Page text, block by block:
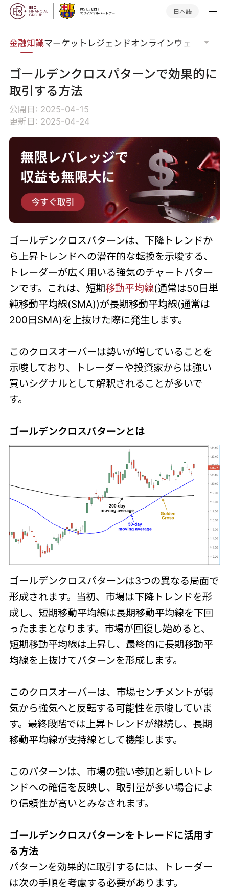
日本語
金融知識マーケットレジェンドオンラインウェビナー
ゴールデンクロスパターンで効果的に
取引する方法
公開日: 2025-04-15
更新日: 2025-04-24
ゴールデンクロスパターンは、下降トレンドか
ら上昇トレンドへの潜在的な転換を示唆する、
トレーダーが広く用いる強気のチャートパター
ンです。これは、短期移動平均線(通常は50日単
純移動平均線(SMA))が長期移動平均線(通常は
200日SMA)を上抜けた際に発生します。
このクロスオーバーは勢いが増していることを
示唆しており、トレーダーや投資家からは強い
買いシグナルとして解釈されることが多いで
す。
ゴールデンクロスパターンとは
ゴールデンクロスパターンは3つの異なる局面で
形成されます。当初、市場は下降トレンドを形
成し、短期移動平均線は長期移動平均線を下回
ったままとなります。市場が回復し始めると、
短期移動平均線は上昇し、最終的に長期移動平
均線を上抜けてパターンを形成します。
このクロスオーバーは、市場センチメントが弱
気から強気へと反転する可能性を示唆していま
す。最終段階では上昇トレンドが継続し、長期
移動平均線が支持線として機能します。
このパターンは、市場の強い参加と新しいトレ
ンドへの確信を反映し、取引量が多い場合によ
り信頼性が高いとみなされます。
ゴールデンクロスパターンをトレードに活用す
る方法
パターンを効果的に取引するには、トレーダー
は次の手順を考慮する必要があります。